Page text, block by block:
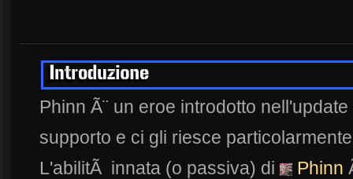
Phinn Ã¨ un eroe introdotto
supporto e ci gli riesce
L'abilitÃ innata (o passiva) di
Phinn